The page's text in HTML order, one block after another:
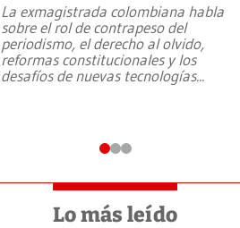
La exmagistrada colombiana habla
sobre el rol de contrapeso del
periodismo, el derecho al olvido,
reformas constitucionales y los
desafíos de nuevas tecnologías...
Lo más leído